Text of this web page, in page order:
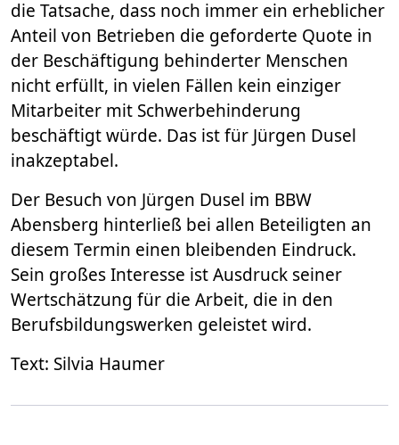
die Tatsache, dass noch immer ein erheblicher
Anteil von Betrieben die geforderte Quote in
der Beschäftigung behinderter Menschen
nicht erfüllt, in vielen Fällen kein einziger
Mitarbeiter mit Schwerbehinderung
beschäftigt würde. Das ist für Jürgen Dusel
inakzeptabel.
Der Besuch von Jürgen Dusel im BBW
Abensberg hinterließ bei allen Beteiligten an
diesem Termin einen bleibenden Eindruck.
Sein großes Interesse ist Ausdruck seiner
Wertschätzung für die Arbeit, die in den
Berufsbildungswerken geleistet wird.
Text: Silvia Haumer